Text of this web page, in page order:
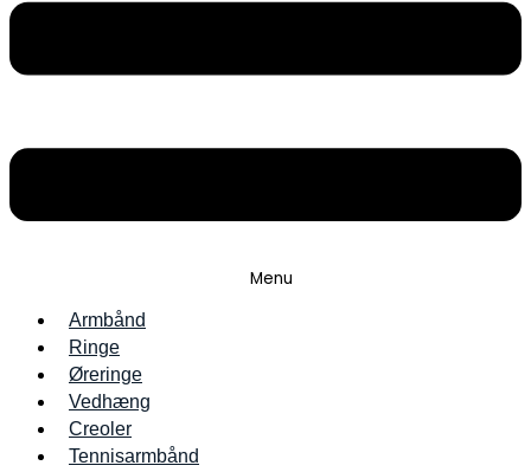
Menu
Armbånd
Ringe
Øreringe
Vedhæng
Creoler
Tennisarmbånd